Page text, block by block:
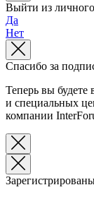
Выйти из
Да
Нет
Спасибо за
Теперь вы
и специальных
компании